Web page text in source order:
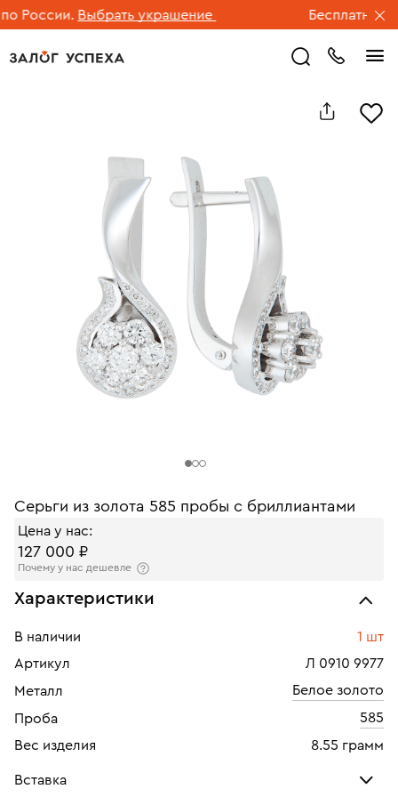
России. Выбрать украшение Бесплатная
Серьги из золота 585 пробы с бриллиантами
Цена у нас:
127 000 ₽
Почему у нас дешевле
Характеристики
В наличии
1 шт
Артикул
Л 0910 9977
Металл
Белое золото
Проба
585
Вес изделия
8.55 грамм
Вставка